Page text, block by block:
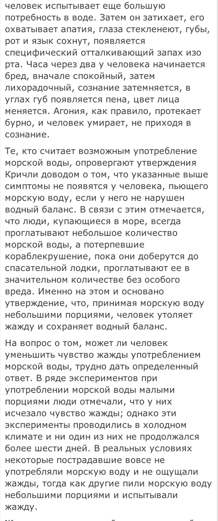
человек испытывает еще большую
потребность в воде. Затем он затихает, его
охватывает апатия, глаза стекленеют, губы,
рот и язык сохнут, появляется
специфический отталкивающий запах изо
рта. Часа через два у человека начинается
бред, вначале спокойный, затем
лихорадочный, сознание затемняется, в
углах губ появляется пена, цвет лица
меняется. Агония, как правило, протекает
бурно, и человек умирает, не приходя в
сознание.
Те, кто считает возможным употребление
морской воды, опровергают утверждения
Кричли доводом о том, что указанные выше
симптомы не появятся у человека, пьющего
морскую воду, если у него не нарушен
водный баланс. В связи с этим отмечается,
что люди, купающиеся в море, всегда
проглатывают небольшое количество
морской воды, а потерпевшие
кораблекрушение, пока они доберутся до
спасательной лодки, проглатывают ее в
значительном количестве без особого
вреда. Именно на этом и основано
утверждение, что, принимая морскую воду
небольшими порциями, человек утоляет
жажду и сохраняет водный баланс.
На вопрос о том, может ли человек
уменьшить чувство жажды употреблением
морской воды, трудно дать определенный
ответ. В ряде экспериментов при
употреблении морской воды малыми
порциями люди отмечали, что у них
исчезало чувство жажды; однако эти
эксперименты проводились в холодном
климате и ни один из них не продолжался
более шести дней. В реальных условиях
некоторые пострадавшие вовсе не
употребляли морскую воду и не ощущали
жажды, тогда как другие пили морскую воду
небольшими порциями и испытывали
жажду.